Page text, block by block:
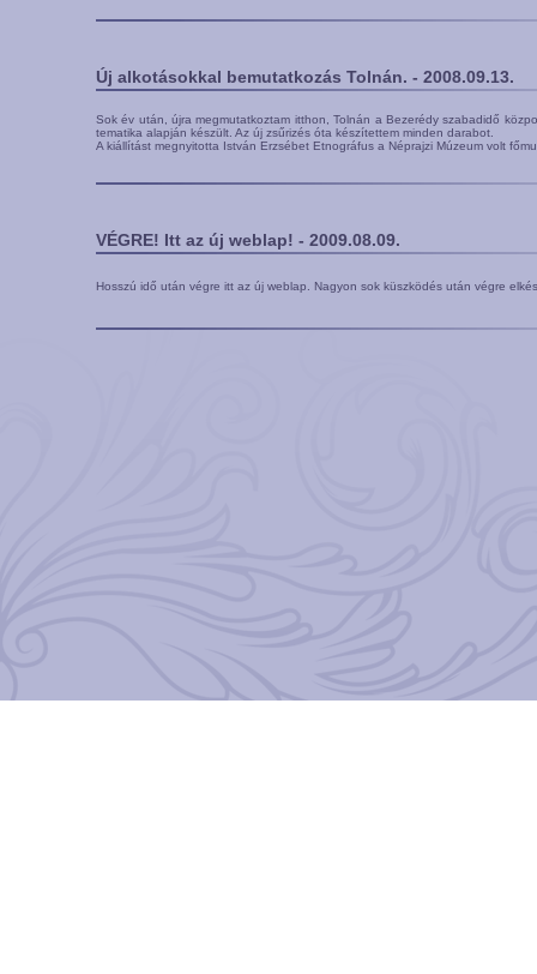
Új alkotásokkal bemutatkozás Tolnán. - 2008.09.13.
Sok év után, újra megmutatkoztam itthon, Tolnán a Bezerédy szabadidő
tematika alapján készült. Az új zsűrizés óta készítettem minden darabot.
A kiállítást megnyitotta István Erzsébet Etnográfus a Néprajzi Múzeum volt
VÉGRE! Itt az új weblap! - 2009.08.09.
Hosszú idő után végre itt az új weblap. Nagyon sok küszködés után végre